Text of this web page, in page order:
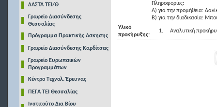
ΔΑΣΤΑ ΤΕΙ/Θ
Γραφείο Διασύνδεσης
Θεσσαλίας
Πρόγραμμα Πρακτικής Ασκησης
Γραφείο Διασύνδεσης Καρδίτσας
Γραφείο Ευρωπαικών
Προγραμμάτων
Κέντρο Τεχνολ. Έρευνας
ΠΕΓΑ ΤΕΙ Θεσσαλίας
Ινστιτούτο Δια Βίου
Πληροφορίες:
Α) για την προμήθεια:
Β) για την διαδικασία:
Υλικό
προκήρυξης:
1. Αναλυτική